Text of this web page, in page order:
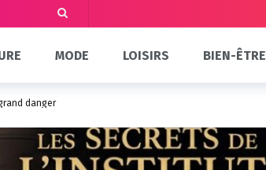
MODE LOISIRS BIEN-ÊTRE
danger